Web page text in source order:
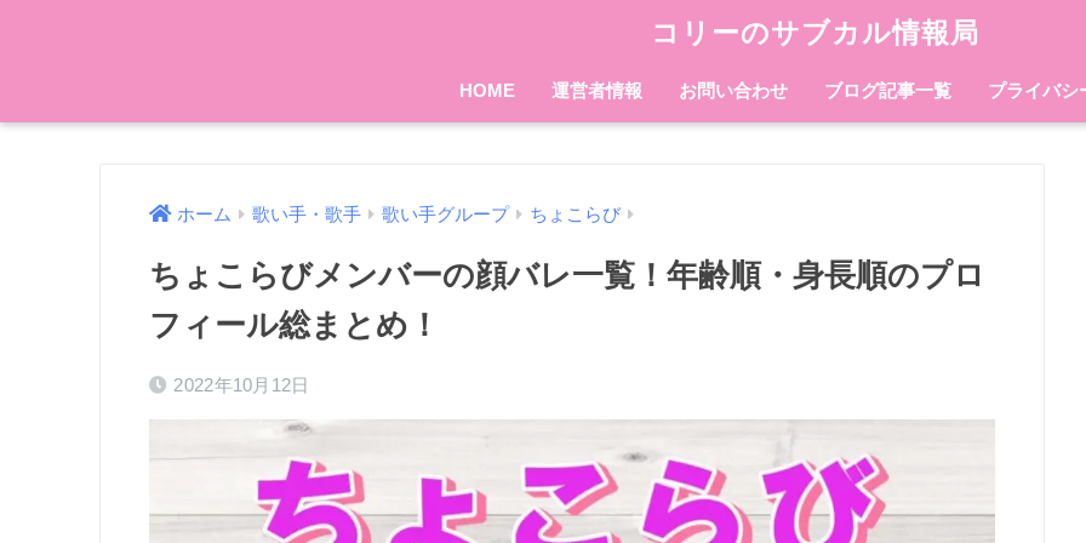
コリーのサブカル情報局
HOME 運営者情報 お問い合わせ ブログ記事一覧 プライバシ
ホーム 歌い手・歌手 歌い手グループ ちょこらび
ちょこらびメンバーの顔バレ一覧！年齢順・身長順のプロ
フィール総まとめ！
2022年10月12日